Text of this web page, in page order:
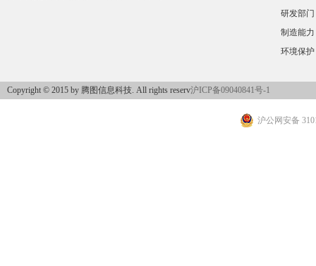
研发部门
制造能力
环境保护
Copyright © 2015 by 腾图信息科技. All rights reserv沪ICP备09040841号-1
沪公网安备